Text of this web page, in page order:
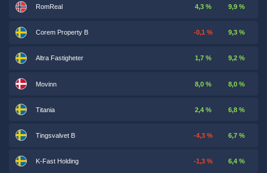
RomReal 4,3 % 9,9 %
Corem Property B -0,1 % 9,3 %
Altra Fastigheter 1,7 % 9,2 %
Movinn 8,0 % 8,0 %
Titania 2,4 % 6,8 %
Tingsvalvet B -4,3 % 6,7 %
K-Fast Holding -1,3 % 6,4 %